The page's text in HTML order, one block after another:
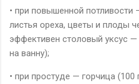
• при повышенной
листья ореха, цветы и плоды
эффективен столовый уксус —
на ванну);
• при простуде — горчица (100